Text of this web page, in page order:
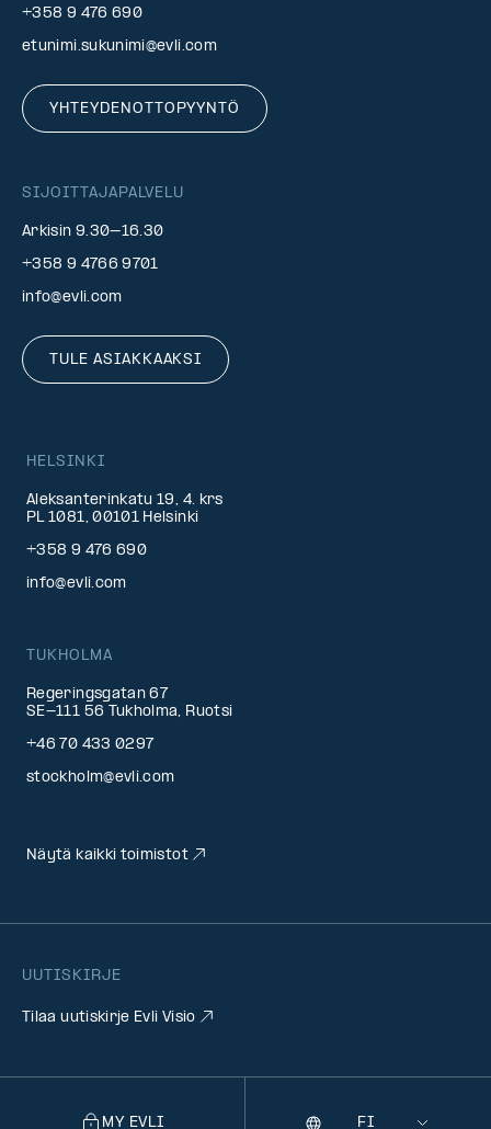
+358 9 476 690
etunimi.sukunimi@evli.com
YHTEYDENOTTOPYYNTÖ
SIJOITTAJAPALVELU
Arkisin 9.30–16.30
+358 9 4766 9701
info@evli.com
TULE ASIAKKAAKSI
UUTISKIRJE
Tilaa uutiskirje Evli Visio
HELSINKI
Aleksanterinkatu 19, 4. krs
PL 1081, 00101 Helsinki
+358 9 476 690
info@evli.com
TUKHOLMA
Regeringsgatan 67
SE-111 56 Tukholma, Ruotsi
+46 70 433 0297
stockholm@evli.com
Näytä kaikki toimistot
MY EVLI